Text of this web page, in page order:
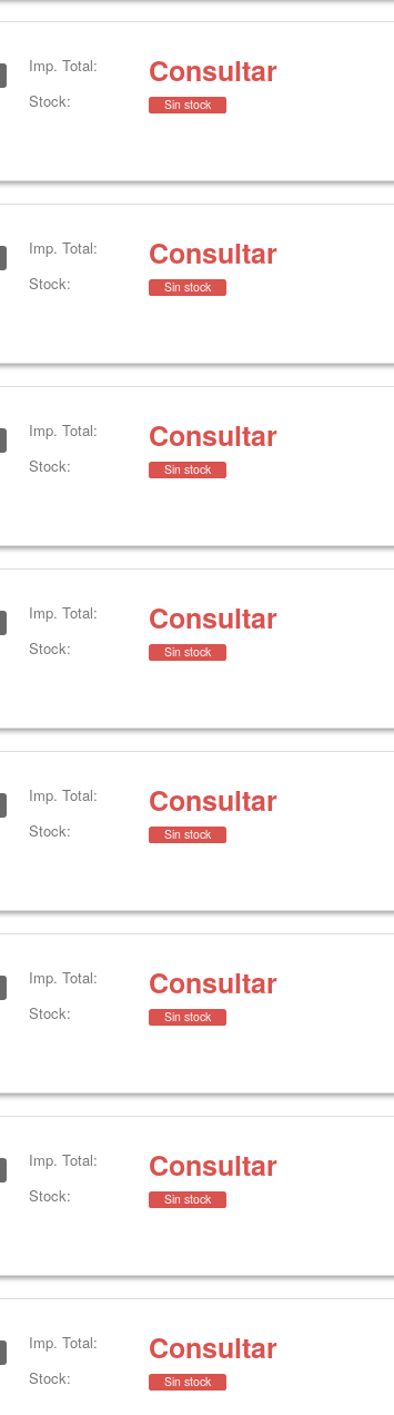
Imp. Total: Consultar
Stock: Sin stock
Imp. Total: Consultar
Stock: Sin stock
Imp. Total: Consultar
Stock: Sin stock
Imp. Total: Consultar
Stock: Sin stock
Imp. Total: Consultar
Stock: Sin stock
Imp. Total: Consultar
Stock: Sin stock
Imp. Total: Consultar
Stock: Sin stock
Imp. Total: Consultar
Stock: Sin stock